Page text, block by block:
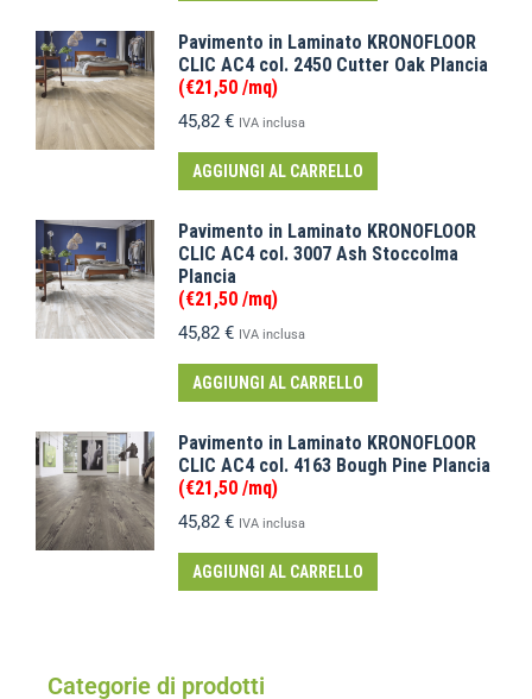
Pavimento in Laminato KRONOFLOOR
CLIC AC4 col. 2450 Cutter Oak Plancia
(€21,50 /mq)
45,82 € IVA inclusa
AGGIUNGI AL CARRELLO
Pavimento in Laminato KRONOFLOOR
CLIC AC4 col. 3007 Ash Stoccolma
Plancia
(€21,50 /mq)
45,82 € IVA inclusa
AGGIUNGI AL CARRELLO
Pavimento in Laminato KRONOFLOOR
CLIC AC4 col. 4163 Bough Pine Plancia
(€21,50 /mq)
45,82 € IVA inclusa
AGGIUNGI AL CARRELLO
Categorie di prodotti